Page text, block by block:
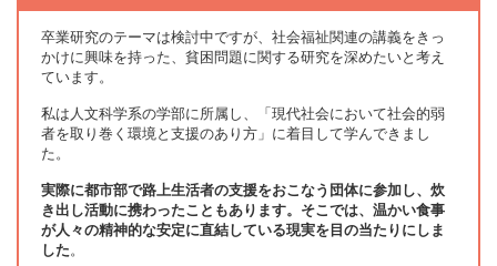
卒業研究のテーマは検討中ですが、社会福祉関連の講義をきっ
かけに興味を持った、貧困問題に関する研究を深めたいと考え
ています。
私は人文科学系の学部に所属し、「現代社会において社会的弱
者を取り巻く環境と支援のあり方」に着目して学んできまし
た。
実際に都市部で路上生活者の支援をおこなう団体に参加し、炊
き出し活動に携わったこともあります。そこでは、温かい食事
が人々の精神的な安定に直結している現実を目の当たりにしま
した。